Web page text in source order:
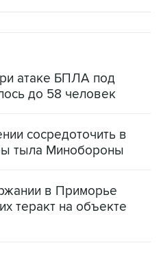
атаке БПЛА под
до 58 человек
сосредоточить в
тыла Минобороны
в Приморье
теракт на объекте